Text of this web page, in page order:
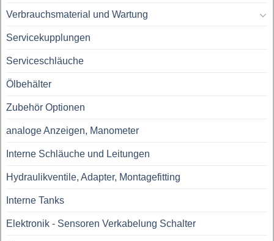
Verbrauchsmaterial und Wartung
Servicekupplungen
Serviceschläuche
Ölbehälter
Zubehör Optionen
analoge Anzeigen, Manometer
Interne Schläuche und Leitungen
Hydraulikventile, Adapter, Montagefitting
Interne Tanks
Elektronik - Sensoren Verkabelung Schalter